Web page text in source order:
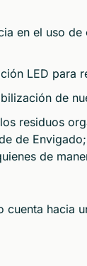
en el uso
LED para
de
residuos
de
de
cuenta hacia